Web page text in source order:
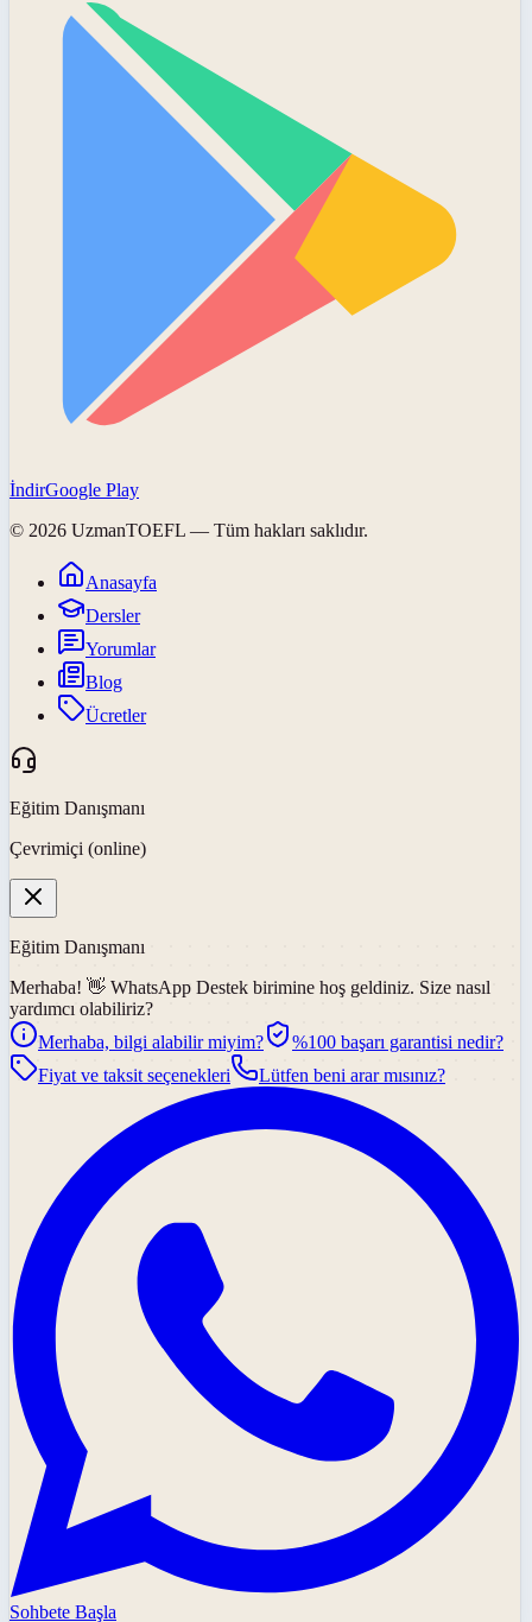
İndirGoogle Play
© 2026 UzmanTOEFL — Tüm hakları saklıdır.
Anasayfa
Dersler
Yorumlar
Blog
Ücretler
Eğitim Danışmanı
Çevrimiçi (online)
Eğitim Danışmanı
Merhaba! 👋 WhatsApp Destek birimine hoş geldiniz. Size nasıl
yardımcı olabiliriz?
Merhaba, bilgi alabilir miyim?
%100 başarı garantisi nedir?
Fiyat ve taksit seçenekleri
Lütfen beni arar mısınız?
Sohbete Başla